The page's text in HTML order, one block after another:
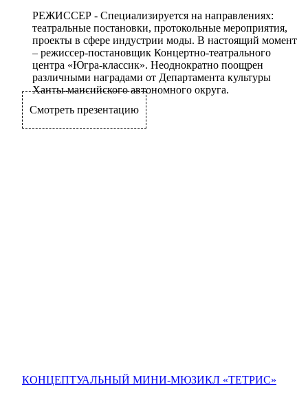
РЕЖИССЕР - Специализируется на направлениях:
театральные постановки, протокольные мероприятия,
проекты в сфере индустрии моды. В настоящий момент
– режиссер-постановщик Концертно-театрального
центра «Югра-классик». Неоднократно поощрен
различными наградами от Департамента культуры
Ханты-мансийского автономного округа.
Смотреть презентацию
КОНЦЕПТУАЛЬНЫЙ МИНИ-МЮЗИКЛ «ТЕТРИС»